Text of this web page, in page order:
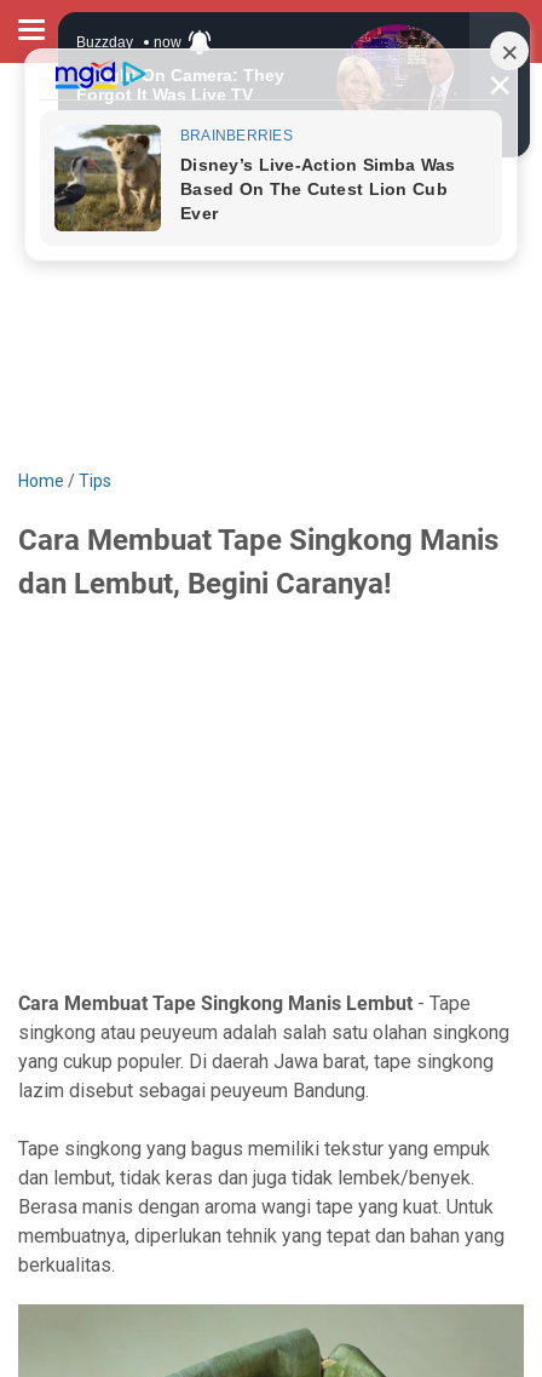
Home /Tips
Cara Membuat Tape Singkong Manis
dan Lembut, Begini Caranya!
Cara Membuat Tape Singkong Manis Lembut - Tape
singkong atau peuyeum adalah salah satu olahan singkong
yang cukup populer. Di daerah Jawa barat, tape singkong
lazim disebut sebagai peuyeum Bandung.
Tape singkong yang bagus memiliki tekstur yang empuk
dan lembut, tidak keras dan juga tidak lembek/benyek.
Berasa manis dengan aroma wangi tape yang kuat. Untuk
membuatnya, diperlukan tehnik yang tepat dan bahan yang
berkualitas.